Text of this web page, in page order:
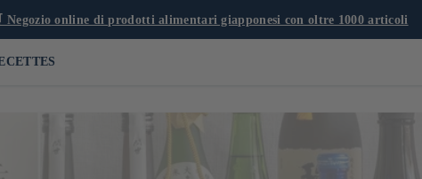
Negozio online di prodotti alimentari giapponesi con oltre 1000 articoli